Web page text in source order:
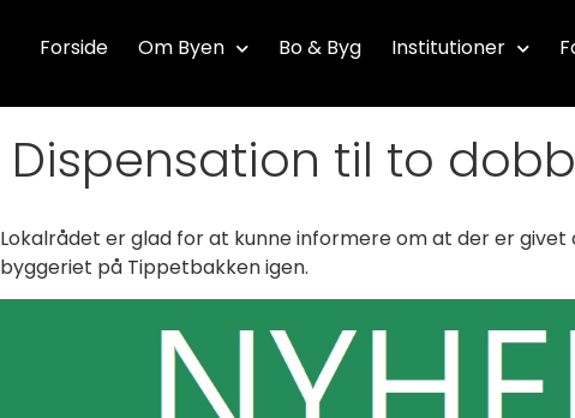
Forside Om Byen Bo & Byg Institutioner
Dispensation til to
Lokalrådet er glad for at kunne informere om at der er
byggeriet på Tippetbakken igen.